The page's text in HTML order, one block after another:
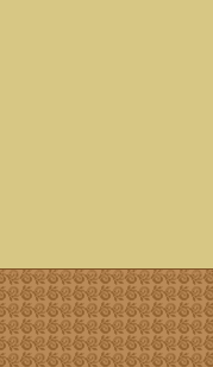
описание песен, удобный каталог mp3 фольклора